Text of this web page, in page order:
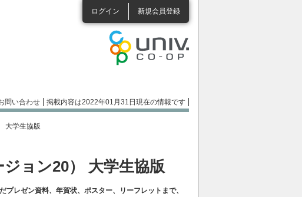
ログイン 新規会員登録
問い合わせ 掲載内容は2022年01月31日現在の情報です
大学生協版
ョン20） 大学生協版
レゼン資料、年賀状、ポスター、リーフレットまで、